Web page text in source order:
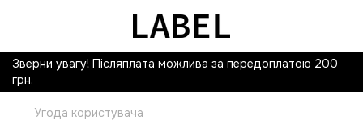
Зверни увагу! Післяплата можлива за передоплатою 200
грн.
Угода користувача